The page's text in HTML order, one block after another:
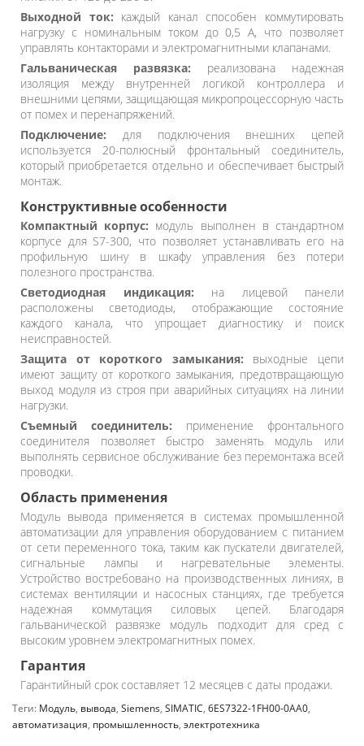
Выходной ток: каждый канал способен коммутировать
нагрузку с номинальным током до 0,5 А, что позволяет
управлять контакторами и электромагнитными клапанами.
Гальваническая развязка: реализована надежная
изоляция между внутренней логикой контроллера и
внешними цепями, защищающая микропроцессорную часть
от помех и перенапряжений.
Подключение: для подключения внешних цепей
используется 20-полюсный фронтальный соединитель,
который приобретается отдельно и обеспечивает быстрый
монтаж.
Конструктивные особенности
Компактный корпус: модуль выполнен в стандартном
корпусе для S7-300, что позволяет устанавливать его на
профильную шину в шкафу управления без потери
полезного пространства.
Светодиодная индикация: на лицевой панели
расположены светодиоды, отображающие состояние
каждого канала, что упрощает диагностику и поиск
неисправностей.
Защита от короткого замыкания: выходные цепи
имеют защиту от короткого замыкания, предотвращающую
выход модуля из строя при аварийных ситуациях на линии
нагрузки.
Съемный соединитель: применение фронтального
соединителя позволяет быстро заменять модуль или
выполнять сервисное обслуживание без перемонтажа всей
проводки.
Область применения
Модуль вывода применяется в системах промышленной
автоматизации для управления оборудованием с питанием
от сети переменного тока, таким как пускатели двигателей,
сигнальные лампы и нагревательные элементы.
Устройство востребовано на производственных линиях, в
системах вентиляции и насосных станциях, где требуется
надежная коммутация силовых цепей. Благодаря
гальванической развязке модуль подходит для сред с
высоким уровнем электромагнитных помех.
Гарантия
Гарантийный срок составляет 12 месяцев с даты продажи.
Теги: Модуль, вывода, Siemens, SIMATIC, 6ES7322-1FH00-0AA0,
автоматизация, промышленность, электротехника